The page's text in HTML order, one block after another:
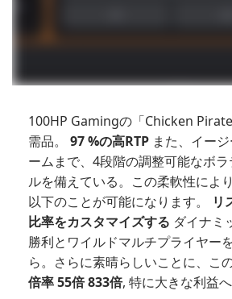
100HP Gamingの「Chicken
需品。 97 %の高RTP また、イー
ームまで、4段階の調整可能なボ
ルを備えている。この柔軟性によ
以下のことが可能になります。
リ
比率をカスタマイズする ダイナミ
勝利とワイルドマルチプライヤー
ら。さらに素晴らしいことに、こ
倍率 55倍 833倍, 特に大きな利益